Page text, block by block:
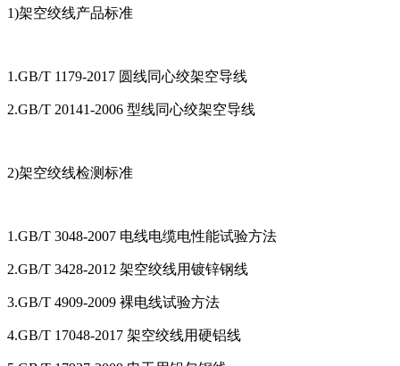
1)架空绞线产品标准
1.GB/T 1179-2017 圆线同心绞架空导线
2.GB/T 20141-2006 型线同心绞架空导线
2)架空绞线检测标准
1.GB/T 3048-2007 电线电缆电性能试验方法
2.GB/T 3428-2012 架空绞线用镀锌钢线
3.GB/T 4909-2009 裸电线试验方法
4.GB/T 17048-2017 架空绞线用硬铝线